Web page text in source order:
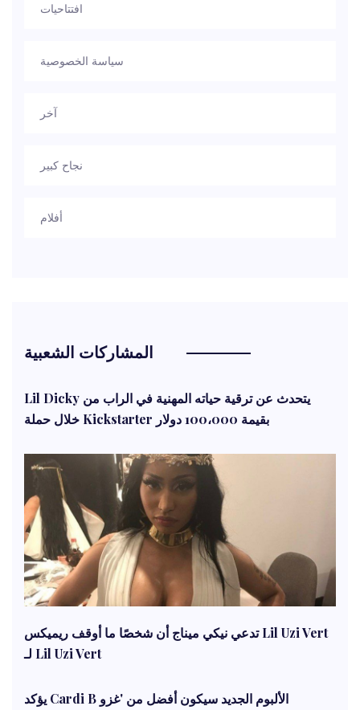
افتتاحيات
سياسة الخصوصية
آخر
نجاح كبير
أفلام
المشاركات الشعبية
Lil Dicky يتحدث عن ترقية حياته المهنية في الراب من
خلال حملة Kickstarter بقيمة 100،000 دولار
تدعي نيكي ميناج أن شخصًا ما أوقف ريميكس Lil Uzi Vert
لـ Lil Uzi Vert
يؤكد Cardi B الألبوم الجديد سيكون أفضل من 'غزو